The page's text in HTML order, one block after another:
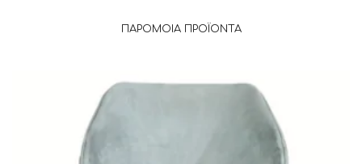
ΠΑΡΌΜΟΙΑ ΠΡΟΪΌΝΤΑ